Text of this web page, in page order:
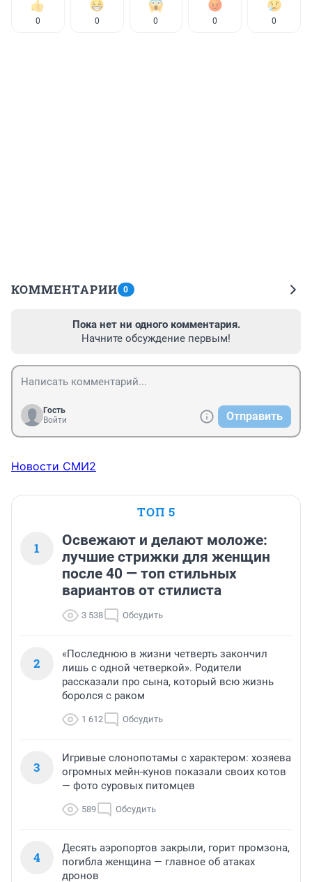
0 0 0 0 0
КОММЕНТАРИИ 0
Пока нет ни одного комментария.
Начните обсуждение первым!
Гость
Войти
Отправить
Новости СМИ2
ТОП 5
1
Освежают и делают моложе:
лучшие стрижки для женщин
после 40 — топ стильных
вариантов от стилиста
3 538 Обсудить
2
«Последнюю в жизни четверть закончил
лишь с одной четверкой». Родители
рассказали про сына, который всю жизнь
боролся с раком
1 612 Обсудить
3
Игривые слонопотамы с характером: хозяева
огромных мейн-кунов показали своих котов
— фото суровых питомцев
589 Обсудить
4
Десять аэропортов закрыли, горит промзона,
погибла женщина — главное об атаках
дронов